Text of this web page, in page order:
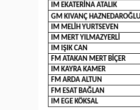
IM EKATERİNA ATALIK
GM KIVANÇ
IM MELİH YURTSEVEN
IM MERT YILMAZYERLİ
IM IŞIK CAN
FM ATAKAN MERT BİÇER
IM KAYRA KAMER
FM ARDA ALTUN
FM ESAT BAĞLAN
IM EGE KÖKSAL